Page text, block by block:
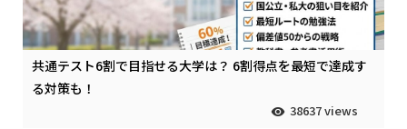
共通テスト6割で目指せる大学は？ 6割得点を最短で達成す
る対策も！
38637 views